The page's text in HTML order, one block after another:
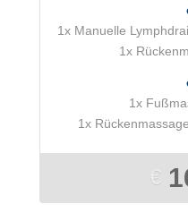
1x Manuelle
1x
1x
1x
€